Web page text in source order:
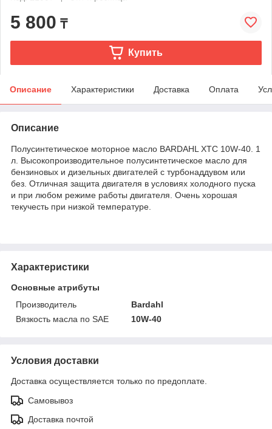
5 800 ₸
Купить
Описание Характеристики Доставка Оплата
Описание
Полусинтетическое моторное масло BARDAHL XTC 10W-40. 1
л. Высокопроизводительное полусинтетическое масло для
бензиновых и дизельных двигателей с турбонаддувом или
без. Отличная защита двигателя в условиях холодного пуска
и при любом режиме работы двигателя. Очень хорошая
текучесть при низкой температуре.
Характеристики
Основные атрибуты
Производитель
Bardahl
Вязкость масла по SAE
10W-40
Условия доставки
Доставка осуществляется только по предоплате.
Самовывоз
Доставка почтой